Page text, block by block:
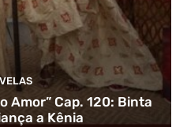
Amor” Cap. 120: Binta
a Kênia